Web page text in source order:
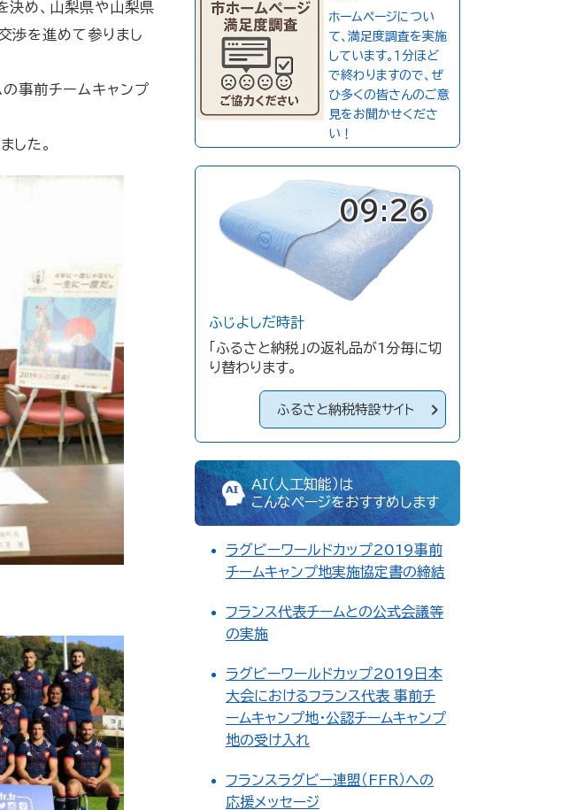
決め、山梨県や山梨県
渉を進めて参りまし
事前チームキャンプ
した。
ホームページについ
て、満足度調査を実施
しています。１分ほど
で終わりますので、ぜ
ひ多くの皆さんのご意
見をお聞かせくださ
い！
09:26
ふじよしだ時計
「ふるさと納税」の返礼品が1分毎に切
り替わります。
ふるさと納税特設サイト
AI（人工知能）は
こんなページをおすすめします
ラグビーワールドカップ2019事前
チームキャンプ地実施協定書の締結
フランス代表チームとの公式会議等
の実施
ラグビーワールドカップ2019日本
大会におけるフランス代表 事前チ
ームキャンプ地・公認チームキャンプ
地の受け入れ
フランスラグビー連盟（FFR）への
応援メッセージ